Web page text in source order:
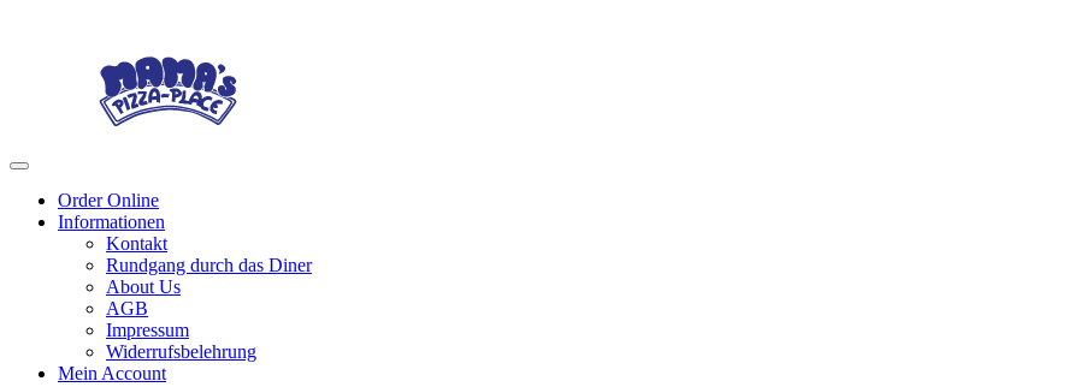
Menu
Order Online
Informationen
Kontakt
Rundgang durch das Diner
About Us
AGB
Impressum
Widerrufsbelehrung
Mein Account